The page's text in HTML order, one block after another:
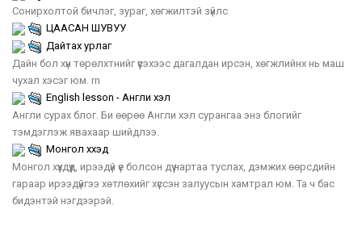
Сонирхолтой бичлэг, зураг, хөгжилтэй зүйлс
ЦААСАН ШУВУУ
Дайтах урлаг
Дайн бол хүн төрөлхтнийг үүсэхээс дагалдан ирсэн, хөгжлийнх нь маш
чухал хэсэг юм. rn
English lesson - Англи хэл
Англи сурах блог. Би өөрөө Англи хэл сурангаа энэ блогийг
тэмдэглэж явахаар шийдлээ.
Монгол хүүхэд
Монгол хүүхдүүд, ирээдүй үе болсон дүү нартаа туслах, дэмжих өөрсдийн
гараар ирээдүйгээ хөтлөхийг хүссэн залуусын хамтрал юм. Та ч бас
бидэнтэй нэгдээрэй.